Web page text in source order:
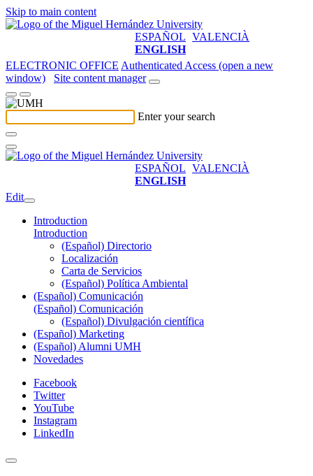
Skip to main content
ESPAÑOL VALENCIÀ
ENGLISH
ELECTRONIC OFFICE Authenticated Access (open a new
window)
Site content manager
Enter your search
ESPAÑOL VALENCIÀ
ENGLISH
Edit
Introduction
Introduction
(Español) Directorio
Localización
Carta de Servicios
(Español) Política Ambiental
(Español) Comunicación
(Español) Comunicación
(Español) Divulgación científica
(Español) Marketing
(Español) Alumni UMH
Novedades
Facebook
Twitter
YouTube
Instagram
LinkedIn